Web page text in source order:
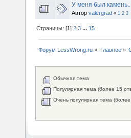
У меня был
Автор valergrad « 1 2 3
Страницы: [1]2 3 ... 15
Форум LessWrong.ru » Главное»
Обычная тема
Популярная тема (более 15
Очень популярная тема